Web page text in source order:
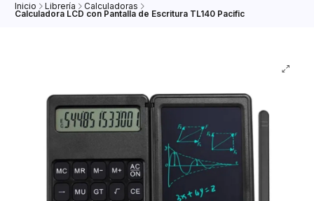
Inicio Librería Calculadoras
Calculadora LCD con Pantalla de Escritura TL140 Pacific